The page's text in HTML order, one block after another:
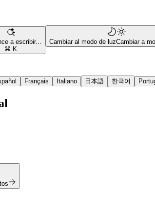
a escribir...
⌘ K
Cambiar al modo de luzCambiar a
Français Italiano 日本語 한국어